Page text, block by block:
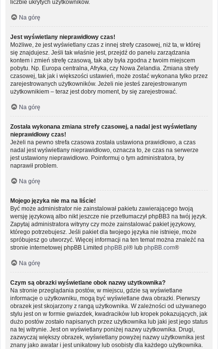
liczbie ukrytych użytkowników.
Na górę
Jest wyświetlany nieprawidłowy czas!
Możliwe, że jest wyświetlany czas z innej strefy czasowej, niż ta, w której
się znajdujesz. Jeśli tak właśnie jest, przejdź do panelu zarządzania
kontem i zmień strefę czasową, tak aby była zgodna z twoim miejscem
pobytu. Np. Europa centralna, Afryka, czy Nowa Zelandia. Zmiana strefy
czasowej, tak jak i większości ustawień, może zostać wykonana tylko przez
zarejestrowanych użytkowników. Jeżeli nie jesteś zarejestrowanym
użytkownikiem – teraz jest dobry moment, by się zarejestrować.
Na górę
Została wykonana zmiana strefy czasowej, a nadal jest wyświetlany
nieprawidłowy czas!
Jeżeli na pewno strefa czasowa została ustawiona prawidłowo, a czas
nadal jest wyświetlany nieprawidłowo, oznacza to, że czas na serwerze
jest ustawiony nieprawidłowo. Poinformuj o tym administratora, by
naprawił problem.
Na górę
Mojego języka nie ma na liście!
Być może administrator nie zainstalował pakietu zawierającego twoją
wersję językową albo nikt jeszcze nie przetłumaczył phpBB3 na twój język.
Zapytaj administratora witryny czy może zainstalować pakiet językowy,
którego potrzebujesz. Jeśli pakiet dla twojego języka nie istnieje, może
spróbujesz go utworzyć. Więcej informacji na ten temat można znaleźć na
stronie internetowej phpBB Limited phpBB.pl® lub phpBB.com®
Na górę
Czym są obrazki wyświetlane obok nazwy użytkownika?
Na stronie przeglądania postów, w miejscu, gdzie są wyświetlane
informacje o użytkowniku, mogą być wyświetlane dwa obrazki. Pierwszy
obrazek jest skojarzony z rangą użytkownika. W zależności od używanego
stylu jest on w formie gwiazdek, kwadracików lub kropek pokazujących, jak
dużo postów zostało napisanych przez użytkownika lub jaki jest jego status
na tej witrynie. Jest on wyświetlany poniżej nazwy użytkownika. Drugi,
zazwyczaj większy obrazek, wyświetlany powyżej nazwy użytkownika jest
znany jako awatar i jest unikatowy lub osobisty dla każdego użytkownika.